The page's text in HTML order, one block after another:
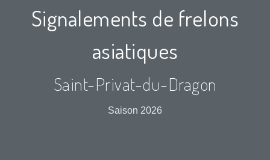
Signalements de frelons
asiatiques
Saint-Privat-du-Dragon
Saison 2026